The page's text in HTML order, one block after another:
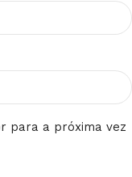
para a próxima vez